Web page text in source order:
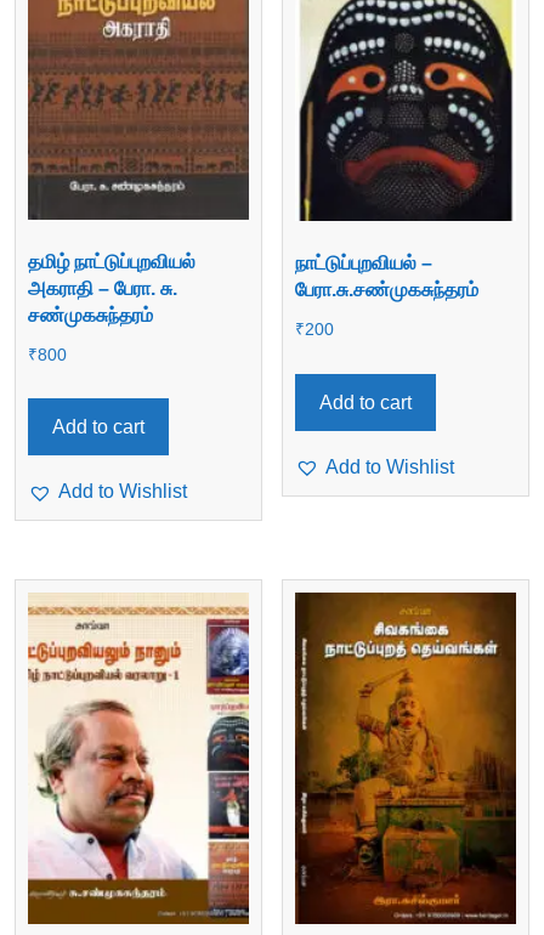
தமிழ் நாட்டுப்புறவியல்
அகராதி – பேரா. சு.
சண்முகசுந்தரம்
₹800
Add to cart
Add to Wishlist
நாட்டுப்புறவியல் –
பேரா.சு.சண்முகசுந்தரம்
₹200
Add to cart
Add to Wishlist